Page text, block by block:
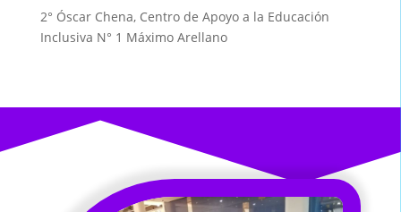
2° Óscar Chena, Centro de Apoyo a la Educación
Inclusiva N° 1 Máximo Arellano